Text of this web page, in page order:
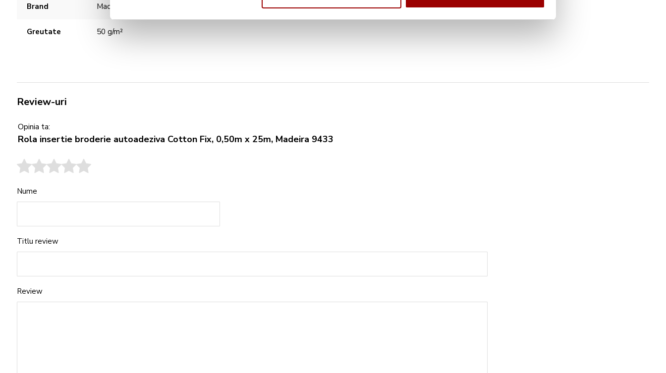
Brand Madeira
Greutate 50 g/m²
Review-uri
Opinia ta:
Rola insertie broderie autoadeziva Cotton Fix, 0,50m x 25m, Madeira 9433
Nume
Titlu review
Review